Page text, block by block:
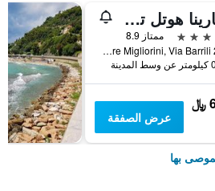
مارينا هوتل تشارمينج رومز
ممتاز 8.9
Lungomare Migliorini, Via Barrili 22, فينالي ليغور, مقاطعة سافونا, إيطاليا
عرض الصفقة
بها